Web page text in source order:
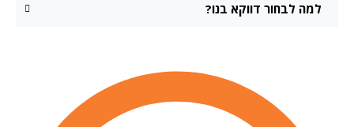
למה לבחור דווקא בנו?